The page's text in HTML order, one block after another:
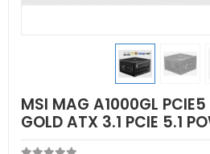
MSI MAG A1000GL
GOLD ATX 3.1 PCIE 5.1